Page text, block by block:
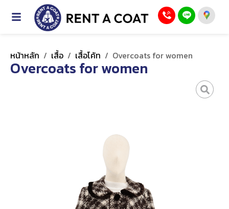
หน้าหลัก / เสื้อ / เสื้อโค้ท / Overcoats for women
Overcoats for women